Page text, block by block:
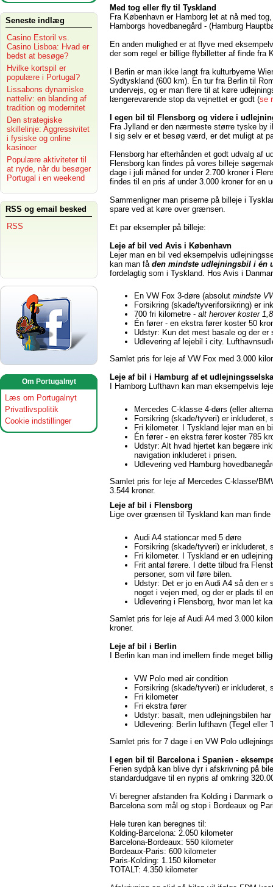
Seneste indlæg
Casino Estoril vs.
Casino Lisboa: Hvad er
bedst at besøge?
Hvilke kortspil er
populære i Portugal?
Lissabons dynamiske
natteliv: en blanding af
tradition og modernitet
Den strategiske
skillelinje: Aggressivitet
i fysiske og online
kasinoer
Populære aktiviteter til
at nyde, når du besøger
Portugal i en weekend
RSS og email besked
RSS
Om Portugalnyt
Læs om Portugalnyt
Privatlivspolitik
Cookie indstillinger
Med tog eller fly til Tyskland
Fra København er Hamborg let at nå med
Hamborgs hovedbanegård - (Hamburg
En anden mulighed er at flyve med
der som regel er billige flybilletter af finde fra
I Berlin er man ikke langt fra kulturbyerne
Sydtyskland (600 km). En tur fra Berlin til
undervejs, og er man flere til at køre
længerevarende stop da vejnettet er godt (se
I egen bil til Flensborg og videre i
Fra Jylland er den nærmeste større tyske
I sig selv er et besøg værd, er det muligt at
Flensborg har efterhånden et godt udvalg af
Flensborg kan findes på vores billeje
dage i juli måned for under 2.700 kroner i
findes til en pris af under 3.000 kroner for en
Sammenligner man priserne på billeje i
spare ved at køre over grænsen.
Et par eksempler på billeje:
Leje af bil ved Avis i København
Lejer man en bil ved eksempelvis
kan man få den mindste udlejningsbil i én
fordelagtig som i Tyskland. Hos Avis i
En VW Fox 3-døre (absolut mindste
Forsikring (skade/tyveriforsikring) er
700 fri kilometre - alt herover koster
Én fører - en ekstra fører koster 50
Udstyr: Kun det mest basale og der
Udlevering af lejebil i city.
Samlet pris for leje af VW Fox med 3.000
Leje af bil i Hamburg af et
I Hamborg Lufthavn kan man eksempelvis
Mercedes C-klasse 4-dørs (eller
Forsikring (skade/tyveri) er inkluderet,
Fri kilometer. I Tyskland lejer man en
Én fører - en ekstra fører koster 785
Udstyr: Alt hvad hjertet kan begære
navigation inkluderet i prisen.
Udlevering ved Hamburg
Samlet pris for leje af Mercedes C-klasse/
3.544 kroner.
Leje af bil i Flensborg
Lige over grænsen til Tyskland kan man
Audi A4 stationcar med 5 døre
Forsikring (skade/tyveri) er inkluderet,
Fri kilometer. I Tyskland er en
Frit antal førere. I dette tilbud fra
personer, som vil føre bilen.
Udstyr: Det er jo en Audi A4 så den
noget i vejen med, og der er plads til
Udlevering i Flensborg, hvor man let
Samlet pris for leje af Audi A4 med 3.000
kroner.
Leje af bil i Berlin
I Berlin kan man ind imellem finde meget
VW Polo med air condition
Forsikring (skade/tyveri) er inkluderet,
Fri kilometer
Fri ekstra fører
Udstyr: basalt, men udlejningsbilen har
Udlevering: Berlin lufthavn (Tegel eller
Samlet pris for 7 dage i en VW Polo
I egen bil til Barcelona i Spanien -
Ferien sydpå kan blive dyr i afskrivning på
standardudgave til en nypris af omkring
Vi beregner afstanden fra Kolding i Danmark
Barcelona som mål og stop i Bordeaux og
Hele turen kan beregnes til:
Kolding-Barcelona: 2.050 kilometer
Barcelona-Bordeaux: 550 kilometer
Bordeaux-Paris: 600 kilometer
Paris-Kolding: 1.150 kilometer
TOTALT: 4.350 kilometer